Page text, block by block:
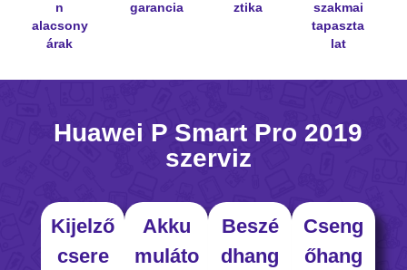
n
alacsony
árak
garancia
ztika
szakmai
tapaszta
lat
Huawei P Smart Pro 2019
szerviz
Kijelző
csere
Akku
muláto
Beszé
dhang
Cseng
őhang